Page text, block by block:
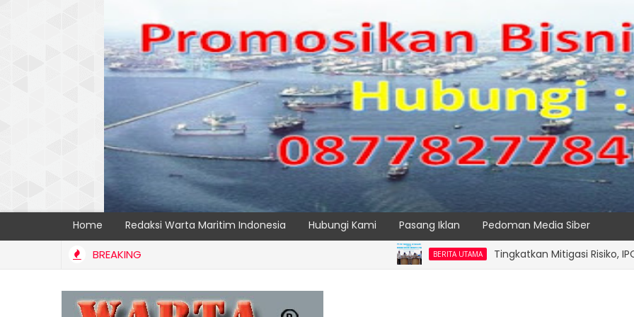
Home Redaksi Warta Maritim Indonesia Hubungi Kami Pasang Iklan Pedoman Media Siber
BREAKING BERITA UTAMA Tingkatkan Mitigasi Risiko, IPC TPK